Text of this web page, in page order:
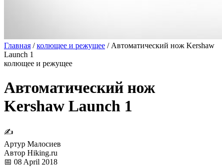
Главная / колющее и режущее / Автоматический нож Kershaw
Launch 1
колющее и режущее
Автоматический нож
Kershaw Launch 1
✍
Артур Малосиев
Автор Hiking.ru
📅 08 April 2018